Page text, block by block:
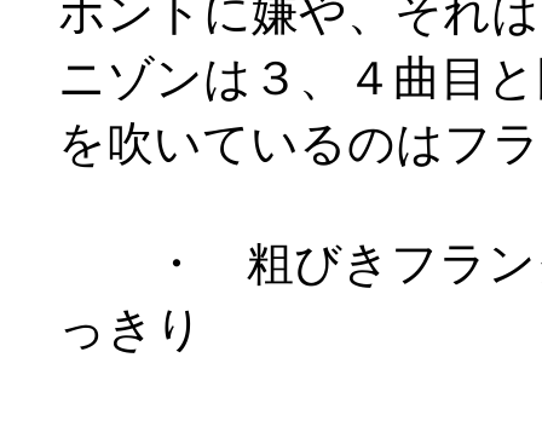
ホントに嫌や、それ
ニゾンは３、４曲目
を吹いているのはフ
・ 粗びきフラン
っきり